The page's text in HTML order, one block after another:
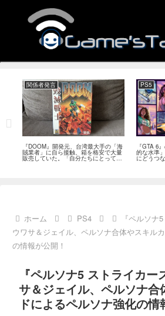
関係者発言
『DOOM』開発元、台湾最大手の「海
賊業者」に自ら接触、箱を格安で大量
販売していた。「自分たちにとっては
流通だった」
PS5
『GTA 6
的な水準
にどうつ
ホーム PS4
『ペルソ
ウワサ＆ジェイル、ペルソナ合体やスキル
の情報が公開！
『ペルソナ5 ストライカー
サ＆ジェイル、ペルソナ合
ドによるペルソナ強化の情